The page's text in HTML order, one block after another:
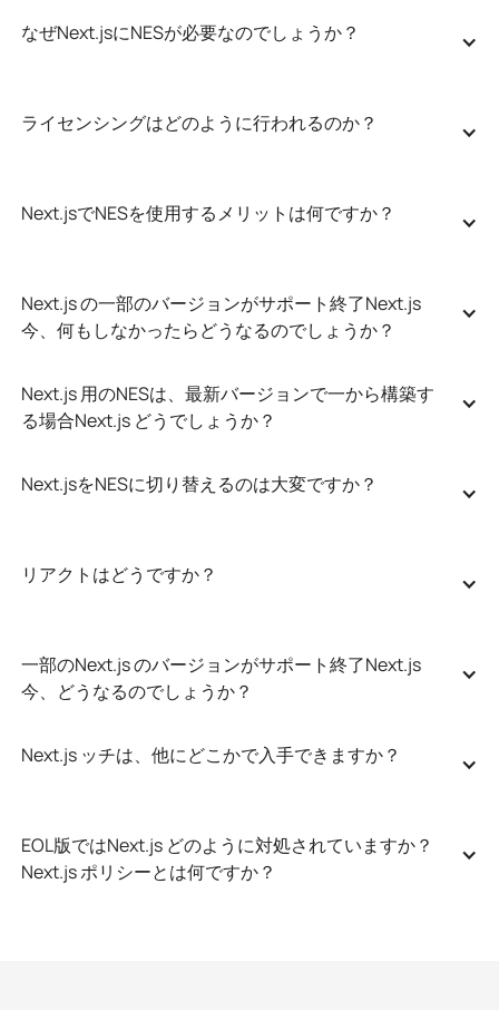
なぜNext.jsにNESが必要なのでしょうか？
ライセンシングはどのように行われるのか？
Next.jsでNESを使用するメリットは何ですか？
Next.js の一部のバージョンがサポート終了Next.js
今、何もしなかったらどうなるのでしょうか？
Next.js 用のNESは、最新バージョンで一から構築す
る場合Next.js どうでしょうか？
Next.jsをNESに切り替えるのは大変ですか？
リアクトはどうですか？
一部のNext.js のバージョンがサポート終了Next.js
今、どうなるのでしょうか？
Next.js ッチは、他にどこかで入手できますか？
EOL版ではNext.js どのように対処されていますか？
Next.js ポリシーとは何ですか？